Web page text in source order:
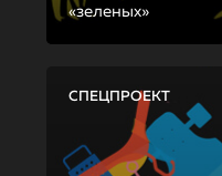
«зеленых»
СПЕЦПРОЕКТ